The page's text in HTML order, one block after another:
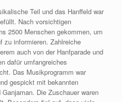
Teil und das Hanffeld war
Nach vorsichtigen
2500 Menschen gekommen, um
zu informieren. Zahlreiche
auch von der Hanfparade und
dafür umfangreiches
Das Musikprogramm war
gespickt mit bekannten
Die Zuschauer waren